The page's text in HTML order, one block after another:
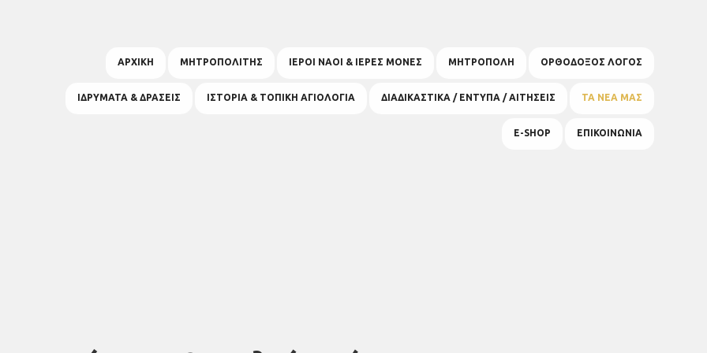
ΑΡΧΙΚΗ ΜΗΤΡΟΠΟΛΙΤΗΣ ΙΕΡΟΙ ΝΑΟΙ & ΙΕΡΕΣ ΜΟΝΕΣ ΜΗΤΡΟΠΟΛΗ ΟΡΘΟΔΟΞΟΣ ΛΟΓΟΣ
ΙΔΡΥΜΑΤΑ & ΔΡΑΣΕΙΣ ΙΣΤΟΡΙΑ & ΤΟΠΙΚΗ ΑΓΙΟΛΟΓΙΑ ΔΙΑΔΙΚΑΣΤΙΚΑ / ΕΝΤΥΠΑ / ΑΙΤΗΣΕΙΣ ΤΑ ΝΕΑ ΜΑΣ
E-SHOP ΕΠΙΚΟΙΝΩΝΙΑ